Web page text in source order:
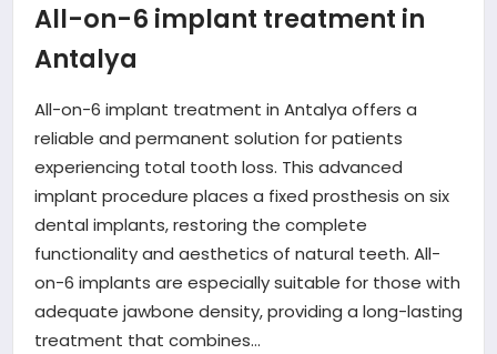
EĞITIM
MAGAZIN
SAĞLIK
SIYASET
SPOR
All-on-6 implant treatment in
Antalya
All-on-6 implant treatment in Antalya offers a
reliable and permanent solution for patients
experiencing total tooth loss. This advanced
implant procedure places a fixed prosthesis on six
dental implants, restoring the complete
functionality and aesthetics of natural teeth. All-
on-6 implants are especially suitable for those with
adequate jawbone density, providing a long-lasting
treatment that combines…